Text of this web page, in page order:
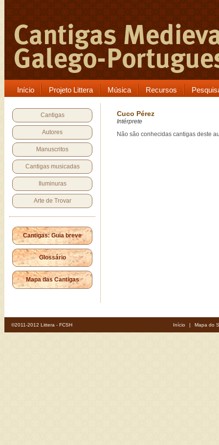
Início Projeto Littera Música Recursos
Cantigas
Autores
Manuscritos
Cantigas musicadas
Iluminuras
Arte de Trovar
Cantigas: Guia breve
Glossário
Mapa das Cantigas
Cuco Pérez
Intérprete
Não são conhecidas cantigas deste
©2011-2012 Littera - FCSH Início | Mapa do